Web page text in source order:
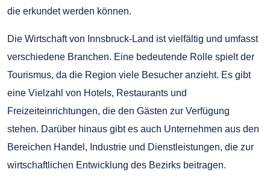
die erkundet werden können.
Die Wirtschaft von Innsbruck-Land ist vielfältig und umfasst
verschiedene Branchen. Eine bedeutende Rolle spielt der
Tourismus, da die Region viele Besucher anzieht. Es gibt
eine Vielzahl von Hotels, Restaurants und
Freizeiteinrichtungen, die den Gästen zur Verfügung
stehen. Darüber hinaus gibt es auch Unternehmen aus den
Bereichen Handel, Industrie und Dienstleistungen, die zur
wirtschaftlichen Entwicklung des Bezirks beitragen.